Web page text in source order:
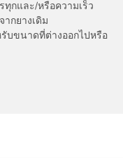
กและ/หรือความเร็ว
กยางเดิม
บขนาดที่ต่างออกไปหรือ